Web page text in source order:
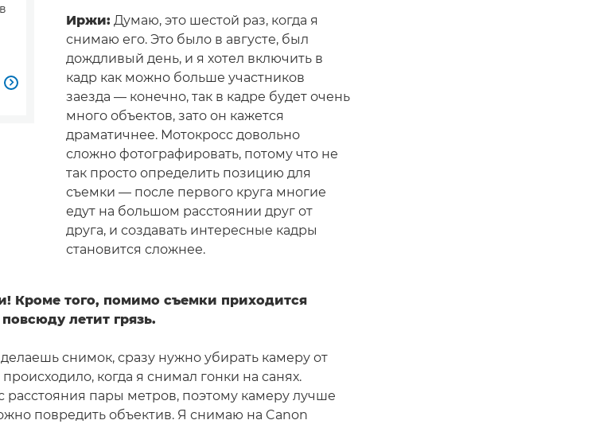
Иржи: Думаю, это шестой раз, когда я
снимаю его. Это было в августе, был
дождливый день, и я хотел включить в
кадр как можно больше участников
заезда — конечно, так в кадре будет очень
много объектов, зато он кажется
драматичнее. Мотокросс довольно
сложно фотографировать, потому что не
так просто определить позицию для
съемки — после первого круга многие
едут на большом расстоянии друг от
друга, и создавать интересные кадры
становится сложнее.

Кроме того, помимо съемки приходится
летит грязь.
делаешь снимок, сразу нужно убирать камеру от
когда я снимал гонки на санях.
расстояния пары метров, поэтому камеру лучше
повредить объектив. Я снимаю на Canon